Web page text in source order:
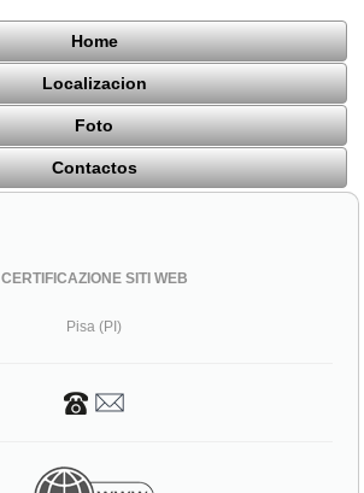
Home
Localizacion
Foto
Contactos
CERTIFICAZIONE SITI WEB
Pisa (PI)